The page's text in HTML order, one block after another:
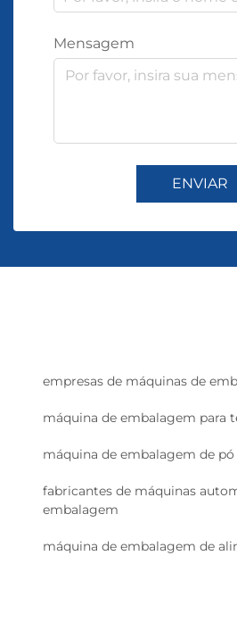
Mensagem
ENVIAR
empresas de máquinas de
máquina de embalagem para
máquina de embalagem de
fabricantes de máquinas
embalagem
máquina de embalagem de